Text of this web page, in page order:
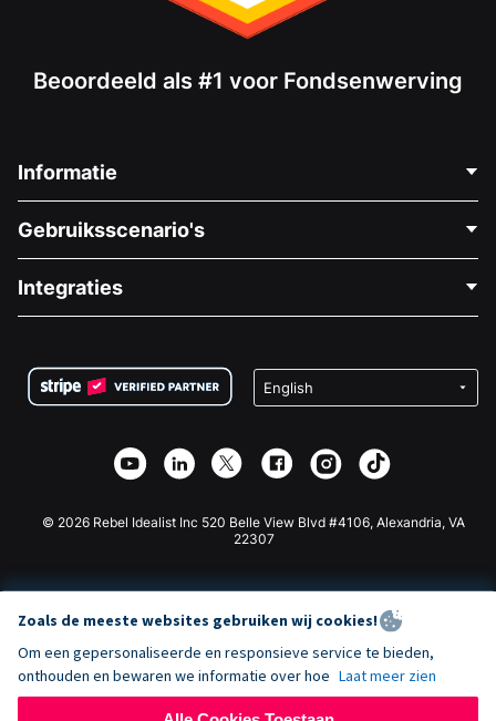
Beoordeeld als #1 voor Fondsenwerving
Informatie
Over Ons
Vacatures
Privacy
Affiliate Partnerschap
Gebruiksscenario's
Medische Fondsenwerving
Goede Doelen Fondsenwerving
Integraties
Wix Donatie Plugin
Webflow Donatie App
Joomla Donatie
© 2026 Rebel Idealist Inc 520 Belle View Blvd #4106, Alexandria, VA
22307
Zoals de meeste websites gebruiken wij cookies!
Om een gepersonaliseerde en responsieve service te bieden,
onthouden en bewaren we informatie over hoe Laat meer zien